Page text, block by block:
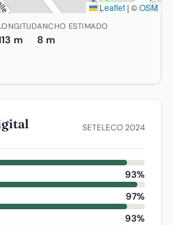
Leaflet | ©OSM
en Argamasilla de Calatrava,
m
ANCHO ESTIMADO
8 m
SETELECO 2024
93%
97%
93%